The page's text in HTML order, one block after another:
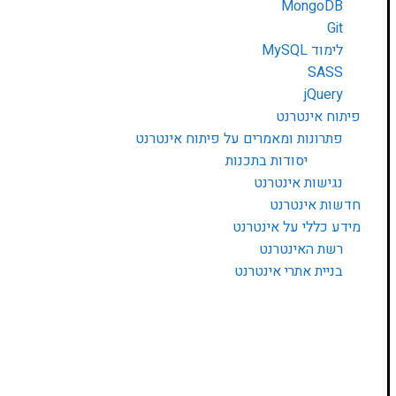
MongoDB
Git
לימוד MySQL
SASS
jQuery
פיתוח אינטרנט
פתרונות ומאמרים על פיתוח אינטרנט
יסודות בתכנות
נגישות אינטרנט
חדשות אינטרנט
מידע כללי על אינטרנט
רשת האינטרנט
בניית אתרי אינטרנט